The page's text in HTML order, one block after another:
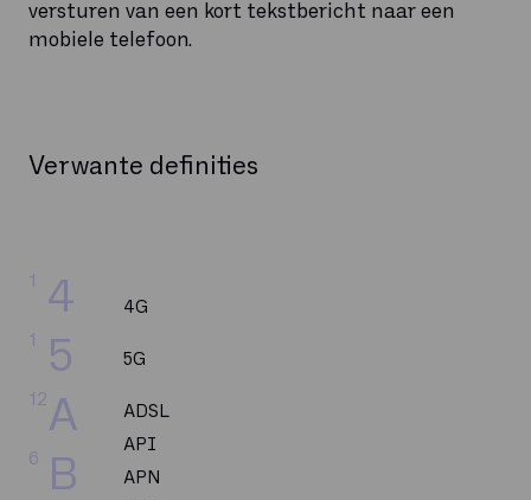
4
1
5
1
A
12
B
6
4G
5G
ADSL
API
APN
versturen van een kort tekstbericht naar een
mobiele telefoon.
Verwante definities